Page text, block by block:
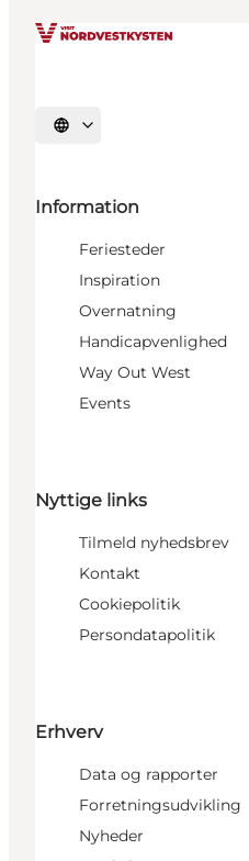
Vælg sprog
Information
Feriesteder
Inspiration
Overnatning
Handicapvenlighed
Way Out West
Events
Nyttige links
Tilmeld nyhedsbrev
Kontakt
Cookiepolitik
Persondatapolitik
Erhverv
Data og rapporter
Forretningsudvikling
Nyheder